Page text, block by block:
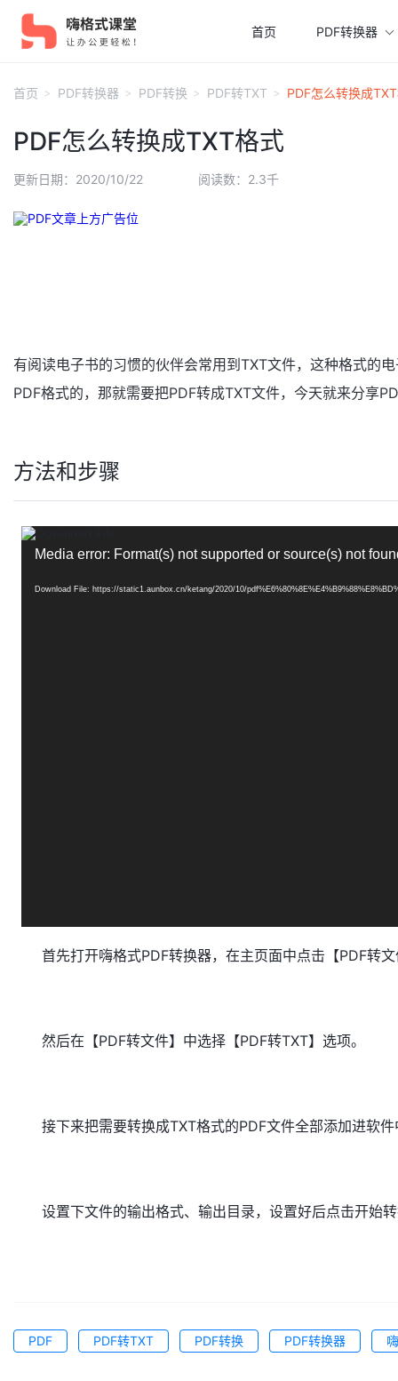
首页 PDF转换器
首页 PDF转换器 PDF转换 PDF转TXT PDF怎么转换成
PDF怎么转换成TXT格式
更新日期：2020/10/22 阅读数：2.3千
有阅读电子书的习惯的伙伴会常用到TXT文件，这种格式的
PDF格式的，那就需要把PDF转成TXT文件，今天就来分享
方法和步骤
视
Media error: Format(s) not supported or source(s) not
Download File: https://static1.aunbox.cn/ketang/2020/10/
首先打开嗨格式PDF转换器，在主页面中点击【PDF转
然后在【PDF转文件】中选择【PDF转TXT】选项。
接下来把需要转换成TXT格式的PDF文件全部添加进软件
设置下文件的输出格式、输出目录，设置好后点击开始
PDF PDF转TXT PDF转换 PDF转换器